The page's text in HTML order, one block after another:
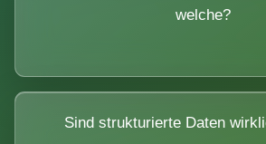
welche?
Sind strukturierte Daten